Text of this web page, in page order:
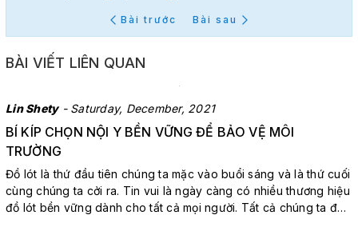
Bài trước Bài sau
BÀI VIẾT LIÊN QUAN
Lin Shety- Saturday, December, 2021
BÍ KÍP CHỌN NỘI Y BỀN VỮNG ĐỂ BẢO VỆ MÔI
TRƯỜNG
Đồ lót là thứ đầu tiên chúng ta mặc vào buổi sáng và là thứ cuối
cùng chúng ta cởi ra. Tin vui là ngày càng có nhiều thương hiệu
đồ lót bền vững dành cho tất cả mọi người. Tất cả chúng ta đều